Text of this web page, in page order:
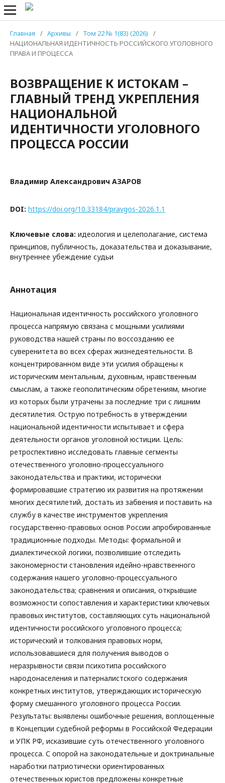
Главная / Архивы / Том 22 № 1(83) (2026)
/
НАЦИОНАЛЬНАЯ ИДЕНТИЧНОСТЬ РОССИЙСКОГО УГОЛОВНОГО
ПРАВА И ПРОЦЕССА
ВОЗВРАЩЕНИЕ К ИСТОКАМ –
ГЛАВНЫЙ ТРЕНД УКРЕПЛЕНИЯ
НАЦИОНАЛЬНОЙ
ИДЕНТИЧНОСТИ УГОЛОВНОГО
ПРОЦЕССА РОССИИ
Владимир Александрович АЗАРОВ
DOI: https://doi.org/10.33184/pravgos-2026.1.1
Ключевые слова: идеология и целеполагание, система
принципов, публичность, доказательства и доказывание,
внутреннее убеждение судьи
Аннотация
Национальная идентичность российского уголовного
процесса напрямую связана с мощными усилиями
руководства нашей страны по воссозданию ее
суверенитета во всех сферах жизнедеятельности. В
концентрированном виде эти усилия обращены к
историческим ментальным, духовным, нравственным
смыслам, а также геополитическим обретениям, многие
из которых были утрачены за последние три с лишним
десятилетия. Острую потребность в утверждении
национальной идентичности испытывает и сфера
деятельности органов уголовной юстиции. Цель:
ретроспективно исследовать главные сегменты
отечественного уголовно-процессуального
законодательства и практики, исторически
формировавшие стратегию их развития на протяжении
многих десятилетий, достать из забвения и поставить на
службу в качестве инструментов укрепления
государственно-правовых основ России апробированные
традиционные подходы. Методы: формальной и
диалектической логики, позволившие отследить
закономерности становления идейно-нравственного
содержания нашего уголовно-процессуального
законодательства; сравнения и описания, открывшие
возможности сопоставления и характеристики ключевых
правовых институтов, составляющих суть национальной
идентичности российского уголовного процесса;
исторический и толкования правовых норм,
использовавшиеся для получения выводов о
неразрывности связи психотипа российского
народонаселения и патерналистского содержания
конкретных институтов, утверждающих историческую
форму смешанного уголовного процесса России.
Результаты: выявлены ошибочные решения, воплощенные
в Концепции судебной реформы в Российской Федерации
и УПК РФ, исказившие суть отечественного уголовного
процесса. С опорой на законодательные и доктринальные
наработки патриотически ориентированных
отечественных юристов предложены конкретные